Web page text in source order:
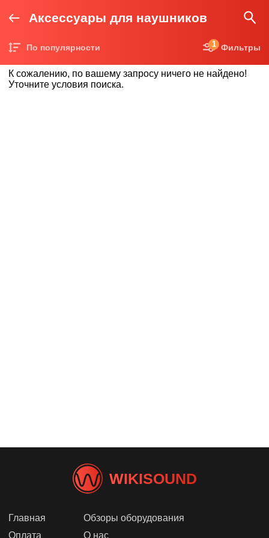
Аксессуары для наушников
По популярности
Цена по возрастанию
Цена по убыванию
Фильтры
1
К сожалению, по вашему запросу ничего не найдено!
Уточните условия поиска.
WIKISOUND
Главная
Оплата
Обзоры оборудования
О нас